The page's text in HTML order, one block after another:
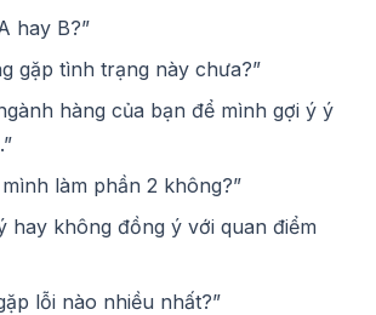
hay B?”
gặp tình trạng này chưa?”
hàng của bạn để mình gợi ý ý
làm phần 2 không?”
hay không đồng ý với quan điểm
lỗi nào nhiều nhất?”